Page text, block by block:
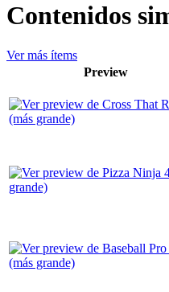
Contenidos
Ver más ítems
Preview